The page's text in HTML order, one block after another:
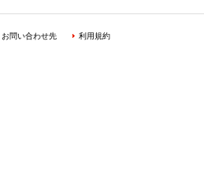
お問い合わせ先 利用規約